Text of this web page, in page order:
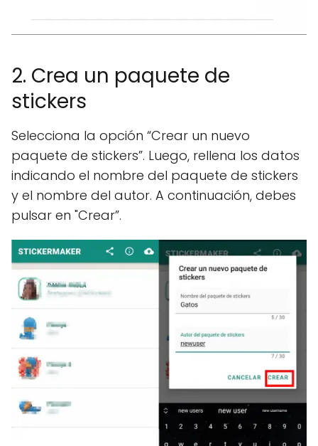
2. Crea un paquete de
stickers
Selecciona la opción “Crear un nuevo
paquete de stickers”. Luego, rellena los datos
indicando el nombre del paquete de stickers
y el nombre del autor. A continuación, debes
pulsar en "Crear”.